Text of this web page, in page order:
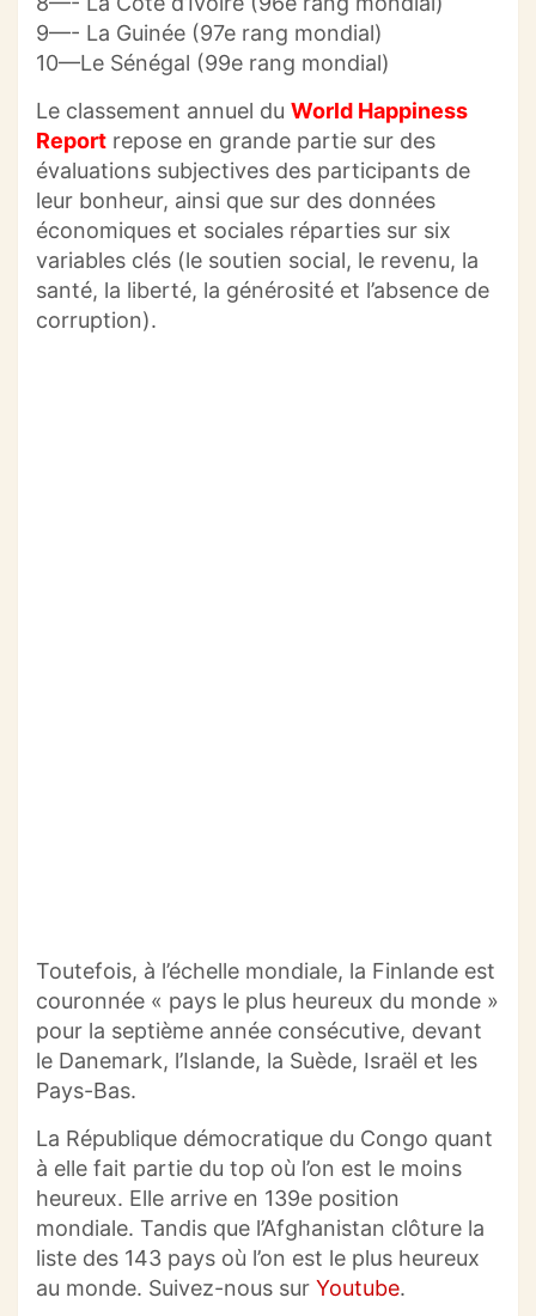
9—- La Guinée (97e rang mondial)
10—Le Sénégal (99e rang mondial)
Le classement annuel du World Happiness
Report repose en grande partie sur des
évaluations subjectives des participants de
leur bonheur, ainsi que sur des données
économiques et sociales réparties sur six
variables clés (le soutien social, le revenu, la
santé, la liberté, la générosité et l’absence de
corruption).
Toutefois, à l’échelle mondiale, la Finlande est
couronnée « pays le plus heureux du monde »
pour la septième année consécutive, devant
le Danemark, l’Islande, la Suède, Israël et les
Pays-Bas.
La République démocratique du Congo quant
à elle fait partie du top où l’on est le moins
heureux. Elle arrive en 139e position
mondiale. Tandis que l’Afghanistan clôture la
liste des 143 pays où l’on est le plus heureux
au monde. Suivez-nous sur Youtube.